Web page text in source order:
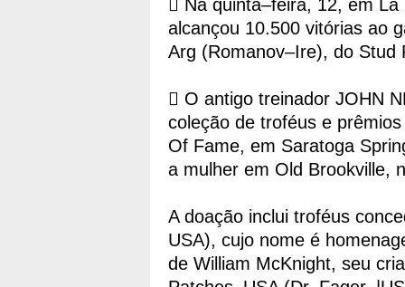
 Na quinta–feira, 12, em
alcançou 10.500 vitórias ao
Arg (Romanov–Ire), do Stud
 O antigo treinador JOHN
coleção de troféus e
Of Fame, em Saratoga
a mulher em Old Brookville,
A doação inclui troféus
USA), cujo nome é
de William McKnight, seu